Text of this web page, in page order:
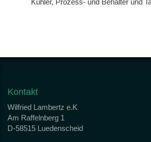
Kühler, Prozess- und Behälter und
Kontakt
Wilfried Lambertz e.K
Am Raffelnberg 1
D-58515 Luedenscheid